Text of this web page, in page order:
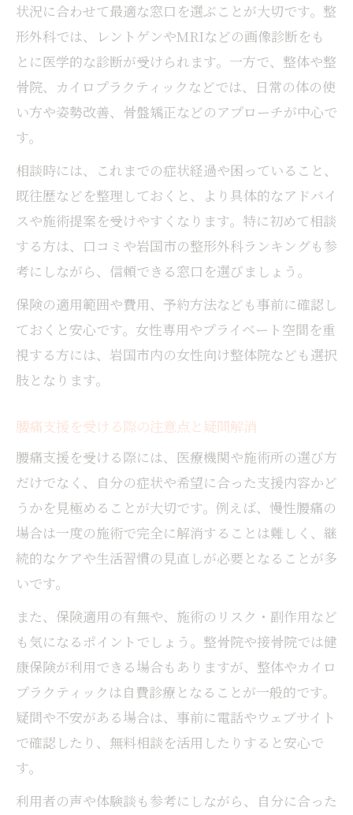
状況に合わせて最適な窓口を選ぶことが大切です。整
形外科では、レントゲンやMRIなどの画像診断をも
とに医学的な診断が受けられます。一方で、整体や整
骨院、カイロプラクティックなどでは、日常の体の使
い方や姿勢改善、骨盤矯正などのアプローチが中心で
す。
相談時には、これまでの症状経過や困っていること、
既往歴などを整理しておくと、より具体的なアドバイ
スや施術提案を受けやすくなります。特に初めて相談
する方は、口コミや岩国市の整形外科ランキングも参
考にしながら、信頼できる窓口を選びましょう。
保険の適用範囲や費用、予約方法なども事前に確認し
ておくと安心です。女性専用やプライベート空間を重
視する方には、岩国市内の女性向け整体院なども選択
肢となります。
腰痛支援を受ける際の注意点と疑問解消
腰痛支援を受ける際には、医療機関や施術所の選び方
だけでなく、自分の症状や希望に合った支援内容かど
うかを見極めることが大切です。例えば、慢性腰痛の
場合は一度の施術で完全に解消することは難しく、継
続的なケアや生活習慣の見直しが必要となることが多
いです。
また、保険適用の有無や、施術のリスク・副作用など
も気になるポイントでしょう。整骨院や接骨院では健
康保険が利用できる場合もありますが、整体やカイロ
プラクティックは自費診療となることが一般的です。
疑問や不安がある場合は、事前に電話やウェブサイト
で確認したり、無料相談を活用したりすると安心で
す。
利用者の声や体験談も参考にしながら、自分に合った